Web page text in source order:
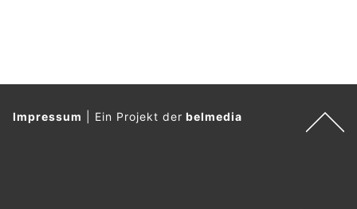
Impressum Ein Projekt derbelmedia